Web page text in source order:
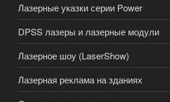
Лазерные указки серии Power
DPSS лазеры и лазерные модули
Лазерное шоу (LaserShow)
Лазерная реклама на зданиях